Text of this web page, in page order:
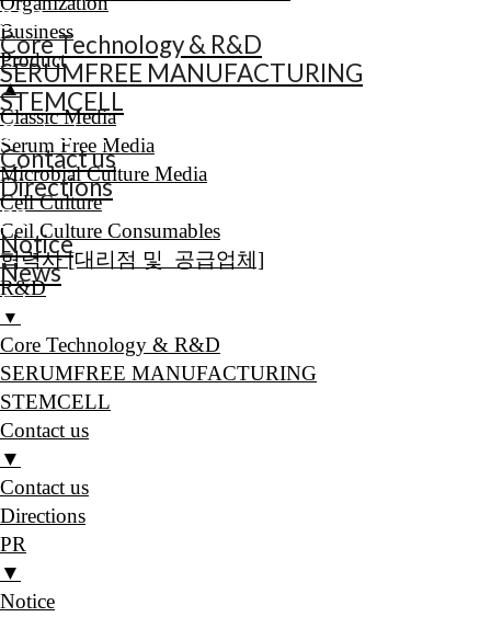
Business
Product
▲
Classic Media
Serum Free Media
Microbial Culture Media
Cell Culture
Cell Culture Consumables
협력사 [대리점 및 공급업체]
R&D
▼
Core Technology & R&D
SERUMFREE MANUFACTURING
STEMCELL
Contact us
▼
Contact us
Directions
PR
▼
Notice
R&D
Core Technology & R&D
SERUMFREE MANUFACTURING
STEMCELL
Contact us
Contact us
Directions
PR
Notice
News
E-book